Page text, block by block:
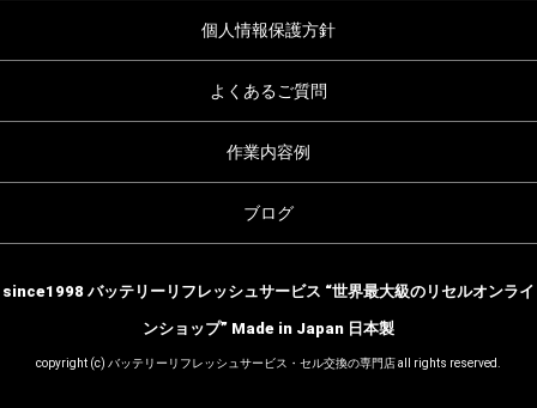
個人情報保護方針
よくあるご質問
作業内容例
ブログ
since1998 バッテリーリフレッシュサービス “世界最大級のリセルオンライ
ンショップ” Made in Japan 日本製
copyright (c) バッテリーリフレッシュサービス・セル交換の専門店 all rights reserved.